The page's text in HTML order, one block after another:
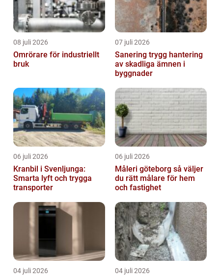
08 juli 2026
Omrörare för industriellt
bruk
07 juli 2026
Sanering trygg hantering
av skadliga ämnen i
byggnader
06 juli 2026
Kranbil i Svenljunga:
Smarta lyft och trygga
transporter
06 juli 2026
Måleri göteborg så väljer
du rätt målare för hem
och fastighet
04 juli 2026 04 juli 2026